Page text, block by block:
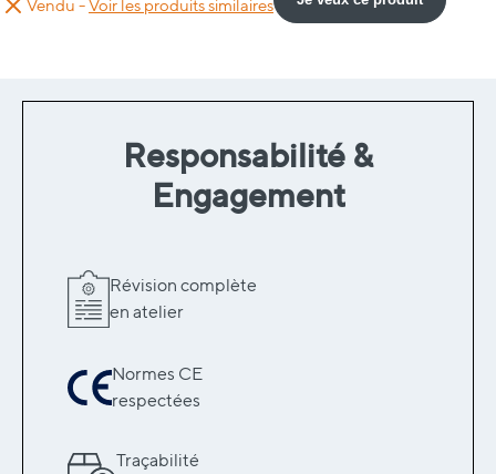
Vendu -Voir les produits similaires
Responsabilité &
Engagement
Révision complète
en atelier
Normes CE
respectées
Traçabilité